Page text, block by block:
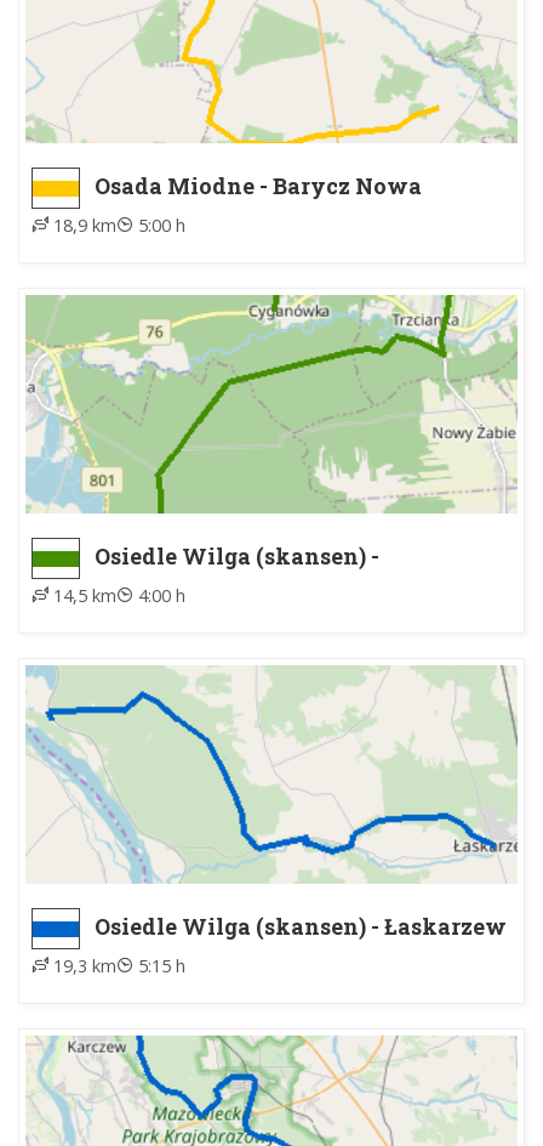
Osada Miodne - Barycz Nowa
18,9 km 5:00 h
Osiedle Wilga (skansen) -
14,5 km 4:00 h
Osiedle Wilga (skansen) - Łaskarzew
19,3 km 5:15 h